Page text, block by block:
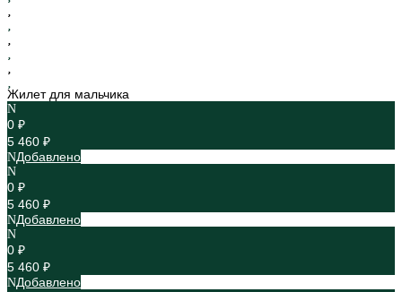
Жилет для мальчика
0 ₽
5 460 ₽
Добавлено
0 ₽
5 460 ₽
Добавлено
0 ₽
5 460 ₽
Добавлено